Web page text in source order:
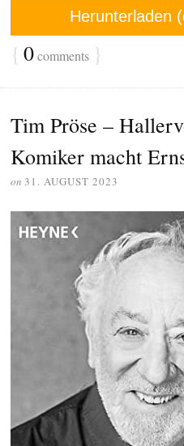
Herunterladen
{ 0comments }
Tim Pröse –
Komiker macht
on 31. AUGUST 2023